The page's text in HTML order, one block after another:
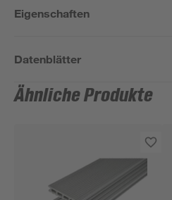
Eigenschaften
Datenblätter
Ähnliche Produkte